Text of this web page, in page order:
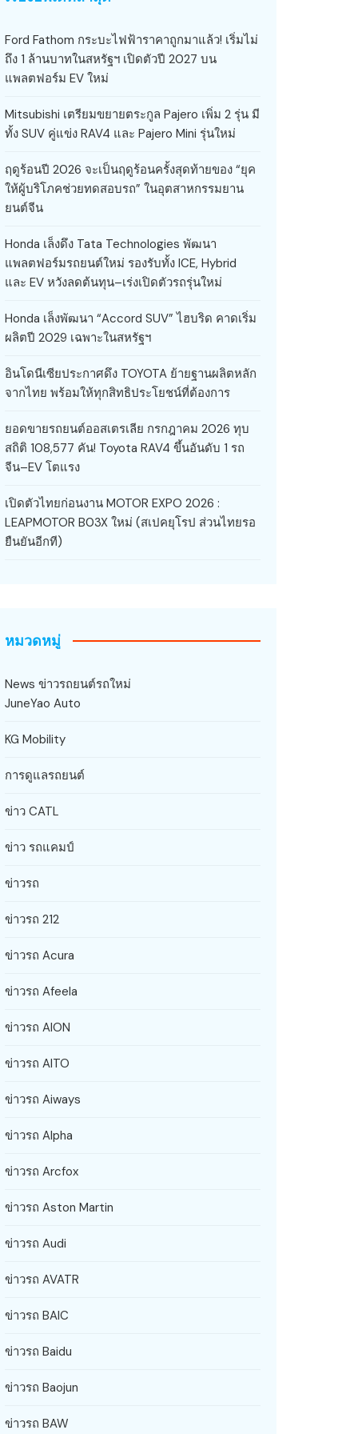
Ford Fathom กระบะไฟฟ้าราคาถูกมาแล้ว! เริ่มไม่
ถึง 1 ล้านบาทในสหรัฐฯ เปิดตัวปี 2027 บน
แพลตฟอร์ม EV ใหม่
Mitsubishi เตรียมขยายตระกูล Pajero เพิ่ม 2 รุ่น มี
ทั้ง SUV คู่แข่ง RAV4 และ Pajero Mini รุ่นใหม่
ฤดูร้อนปี 2026 จะเป็นฤดูร้อนครั้งสุดท้ายของ “ยุค
ให้ผู้บริโภคช่วยทดสอบรถ” ในอุตสาหกรรมยาน
ยนต์จีน
Honda เล็งดึง Tata Technologies พัฒนา
แพลตฟอร์มรถยนต์ใหม่ รองรับทั้ง ICE, Hybrid
และ EV หวังลดต้นทุน–เร่งเปิดตัวรถรุ่นใหม่
Honda เล็งพัฒนา “Accord SUV” ไฮบริด คาดเริ่ม
ผลิตปี 2029 เฉพาะในสหรัฐฯ
อินโดนีเซียประกาศดึง TOYOTA ย้ายฐานผลิตหลัก
จากไทย พร้อมให้ทุกสิทธิประโยชน์ที่ต้องการ
ยอดขายรถยนต์ออสเตรเลีย กรกฎาคม 2026 ทุบ
สถิติ 108,577 คัน! Toyota RAV4 ขึ้นอันดับ 1 รถ
จีน–EV โตแรง
เปิดตัวไทยก่อนงาน MOTOR EXPO 2026 :
LEAPMOTOR B03X ใหม่ (สเปคยุโรป ส่วนไทยรอ
ยืนยันอีกที)
หมวดหมู่
News ข่าวรถยนต์รถใหม่
JuneYao Auto
KG Mobility
การดูแลรถยนต์
ข่าว CATL
ข่าว รถแคมป์
ข่าวรถ
ข่าวรถ 212
ข่าวรถ Acura
ข่าวรถ Afeela
ข่าวรถ AION
ข่าวรถ AITO
ข่าวรถ Aiways
ข่าวรถ Alpha
ข่าวรถ Arcfox
ข่าวรถ Aston Martin
ข่าวรถ Audi
ข่าวรถ AVATR
ข่าวรถ BAIC
ข่าวรถ Baidu
ข่าวรถ Baojun
ข่าวรถ BAW